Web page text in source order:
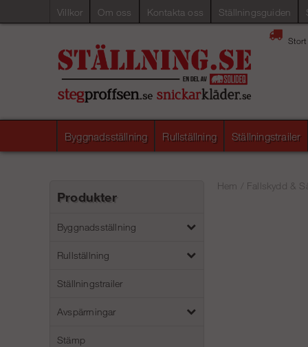
Villkor Om oss Kontakta oss Ställningsguiden
Stort
Byggnadsställning Rullställning Ställningstrailer
Produkter
Byggnadsställning
Rullställning
Ställningstrailer
Avspärrningar
Stämp
Hem Fallskydd &